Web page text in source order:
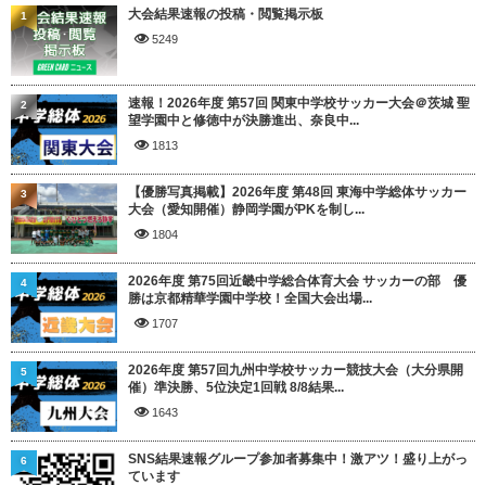
大会結果速報の投稿・閲覧掲示板
5249
1
速報！2026年度 第57回 関東中学校サッカー大会＠茨城 聖
望学園中と修徳中が決勝進出、奈良中...
1813
2
【優勝写真掲載】2026年度 第48回 東海中学総体サッカー
大会（愛知開催）静岡学園がPKを制し...
1804
3
2026年度 第75回近畿中学総合体育大会 サッカーの部 優
勝は京都精華学園中学校！全国大会出場...
1707
4
2026年度 第57回九州中学校サッカー競技大会（大分県開
催）準決勝、5位決定1回戦 8/8結果...
1643
5
SNS結果速報グループ参加者募集中！激アツ！盛り上がっ
ています
6